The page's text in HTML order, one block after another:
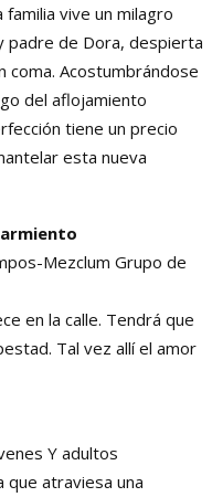
vive un milagro
padre de Dora, despierta
coma. Acostumbrándose
del aflojamiento
tiene un precio
esta nueva
Mezclum Grupo de
en la calle. Tendrá que
Tal vez allí el amor
Y adultos
que atraviesa una